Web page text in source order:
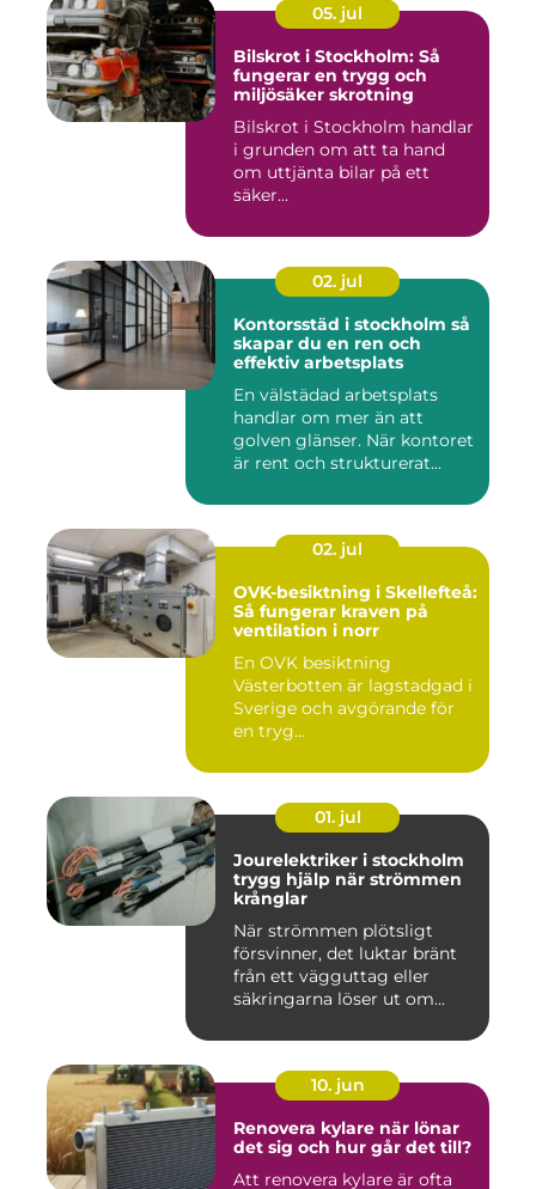
05. jul
Bilskrot i Stockholm: Så
fungerar en trygg och
miljösäker skrotning
Bilskrot i Stockholm handlar
i grunden om att ta hand
om uttjänta bilar på ett
säker...
02. jul
Kontorsstäd i stockholm så
skapar du en ren och
effektiv arbetsplats
En välstädad arbetsplats
handlar om mer än att
golven glänser. När kontoret
är rent och strukturerat...
02. jul
OVK-besiktning i Skellefteå:
Så fungerar kraven på
ventilation i norr
En OVK besiktning
Västerbotten är lagstadgad i
Sverige och avgörande för
en tryg...
01. jul
Jourelektriker i stockholm
trygg hjälp när strömmen
krånglar
När strömmen plötsligt
försvinner, det luktar bränt
från ett vägguttag eller
säkringarna löser ut om...
10. jun
Renovera kylare när lönar
det sig och hur går det till?
Att renovera kylare är ofta